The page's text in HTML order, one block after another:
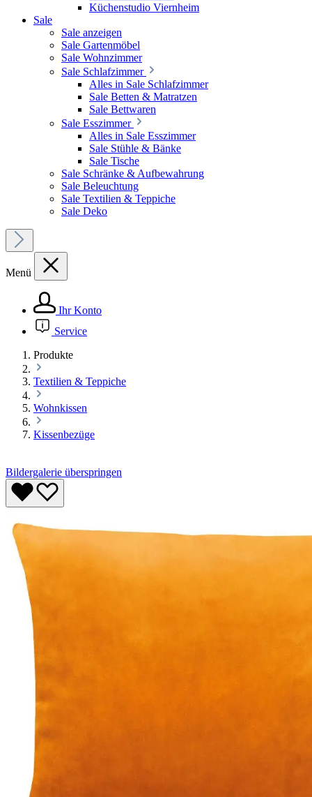
Küchenstudio Viernheim
Sale
Sale anzeigen
Sale Gartenmöbel
Sale Wohnzimmer
Sale Schlafzimmer
Alles in Sale Schlafzimmer
Sale Betten & Matratzen
Sale Bettwaren
Sale Esszimmer
Alles in Sale Esszimmer
Sale Stühle & Bänke
Sale Tische
Sale Schränke & Aufbewahrung
Sale Beleuchtung
Sale Textilien & Teppiche
Sale Deko
Menü
Ihr Konto
Service
Produkte
Textilien & Teppiche
Wohnkissen
Kissenbezüge
Bildergalerie überspringen